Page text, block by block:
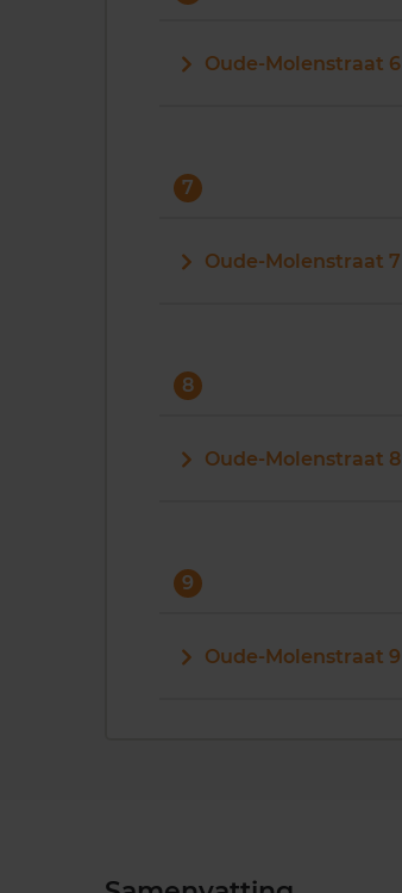
Oude-Molenstraat 6
7
Oude-Molenstraat 7
8
Oude-Molenstraat 8
9
Oude-Molenstraat 9